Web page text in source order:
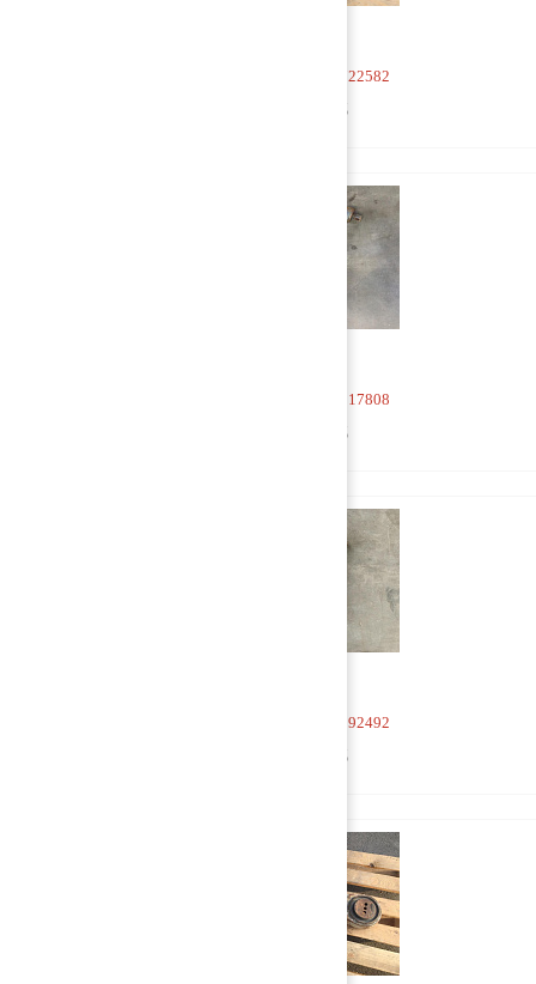
Тяга V-образная 1722582
5 000 руб
Тяга V-образная 1817808
5 000 руб
Тяга V-образная 1892492
5 000 руб